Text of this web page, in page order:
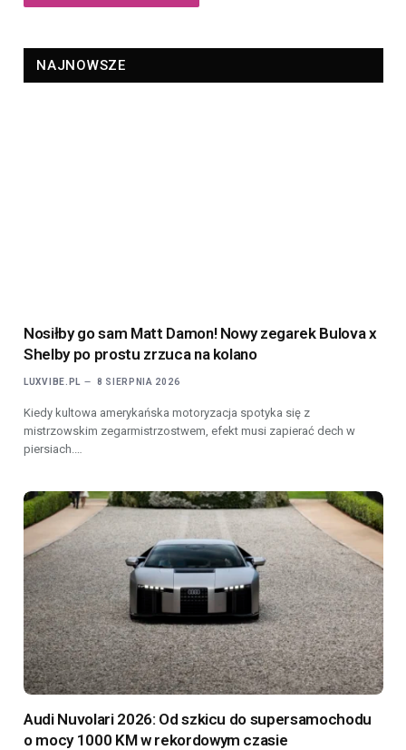
NAJNOWSZE
Nosiłby go sam Matt Damon! Nowy zegarek Bulova x
Shelby po prostu zrzuca na kolano
LUXVIBE.PL 8 SIERPNIA 2026
Kiedy kultowa amerykańska motoryzacja spotyka się z
mistrzowskim zegarmistrzostwem, efekt musi zapierać dech w
piersiach.…
Audi Nuvolari 2026: Od szkicu do supersamochodu
o mocy 1000 KM w rekordowym czasie